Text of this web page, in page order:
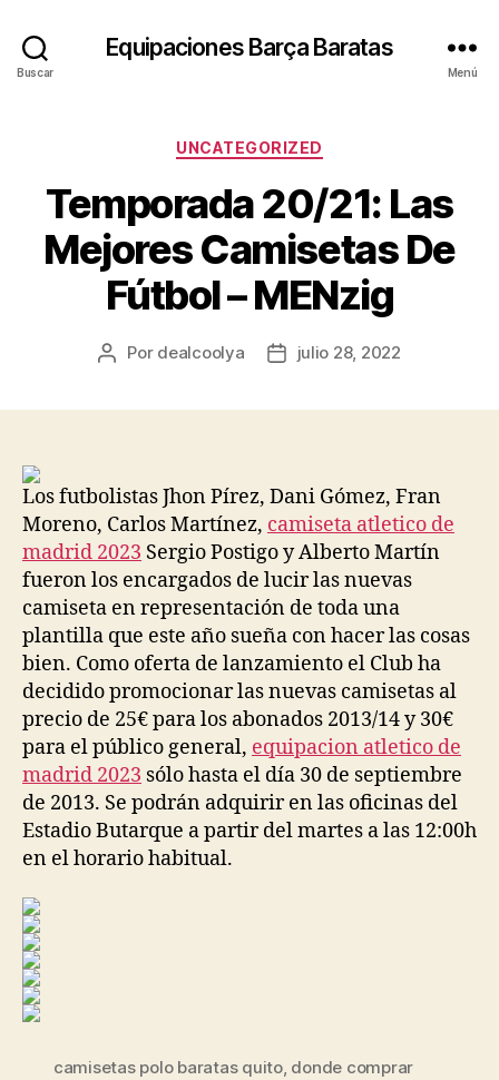
Buscar
Equipaciones Barça Baratas
Menú
Categorías
UNCATEGORIZED
Temporada 20/21: Las
Mejores Camisetas De
Fútbol – MENzig
Autor
Por dealcoolya
Fechajulio 28, 2022
Los futbolistas Jhon Pírez, Dani Gómez, Fran
Moreno, Carlos Martínez, camiseta atletico de
madrid 2023 Sergio Postigo y Alberto Martín
fueron los encargados de lucir las nuevas
camiseta en representación de toda una
plantilla que este año sueña con hacer las cosas
bien. Como oferta de lanzamiento el Club ha
decidido promocionar las nuevas camisetas al
precio de 25€ para los abonados 2013/14 y 30€
para el público general, equipacion atletico de
madrid 2023 sólo hasta el día 30 de septiembre
de 2013. Se podrán adquirir en las oficinas del
Estadio Butarque a partir del martes a las 12:00h
en el horario habitual.
camisetas polo baratas quito, donde comprar